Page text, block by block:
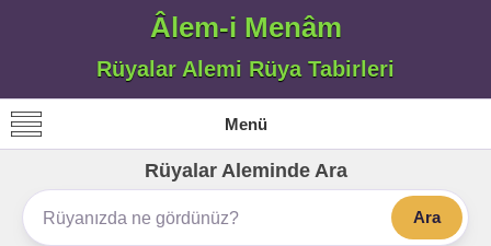
Âlem-i Menâm
Rüyalar Alemi Rüya Tabirleri
Menü
Rüyalar Aleminde Ara
Ara